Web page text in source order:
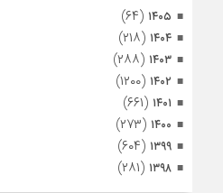
۱۴۰۵ (۶۴)
۱۴۰۴ (۲۱۸)
۱۴۰۳ (۲۸۸)
۱۴۰۲ (۱۲۰۰)
۱۴۰۱ (۶۶۱)
۱۴۰۰ (۲۷۳)
۱۳۹۹ (۶۰۴)
۱۳۹۸ (۲۸۱)